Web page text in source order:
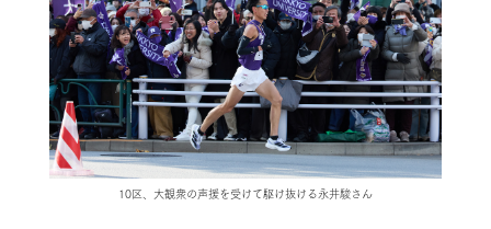
10区、大観衆の声援を受けて駆け抜ける永井駿さん